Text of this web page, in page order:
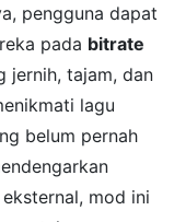
pengguna dapat
pada bitrate
jernih, tajam, dan
lagu
belum pernah
mod ini